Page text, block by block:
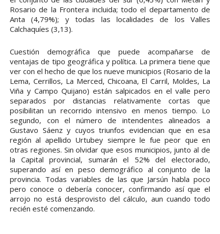
Rosario de la Frontera incluida; todo el departamento de
Anta (4,79%); y todas las localidades de los Valles
Calchaquíes (3,13).
Cuestión demográfica que puede acompañarse de
ventajas de tipo geográfica y política. La primera tiene que
ver con el hecho de que los nueve municipios (Rosario de la
Lema, Cerrillos, La Merced, Chicoana, El Carril, Moldes, La
Viña y Campo Quijano) están salpicados en el valle pero
separados por distancias relativamente cortas que
posibilitan un recorrido intensivo en menos tiempo. Lo
segundo, con el número de intendentes alineados a
Gustavo Sáenz y cuyos triunfos evidencian que en esa
región al apellido Urtubey siempre le fue peor que en
otras regiones. Sin olvidar que esos municipios, junto al de
la Capital provincial, sumarán el 52% del electorado,
superando así en peso demográfico al conjunto de la
provincia. Todas variables de las que Jarsún habla poco
pero conoce o debería conocer, confirmando así que el
arrojo no está desprovisto del cálculo, aun cuando todo
recién esté comenzando.